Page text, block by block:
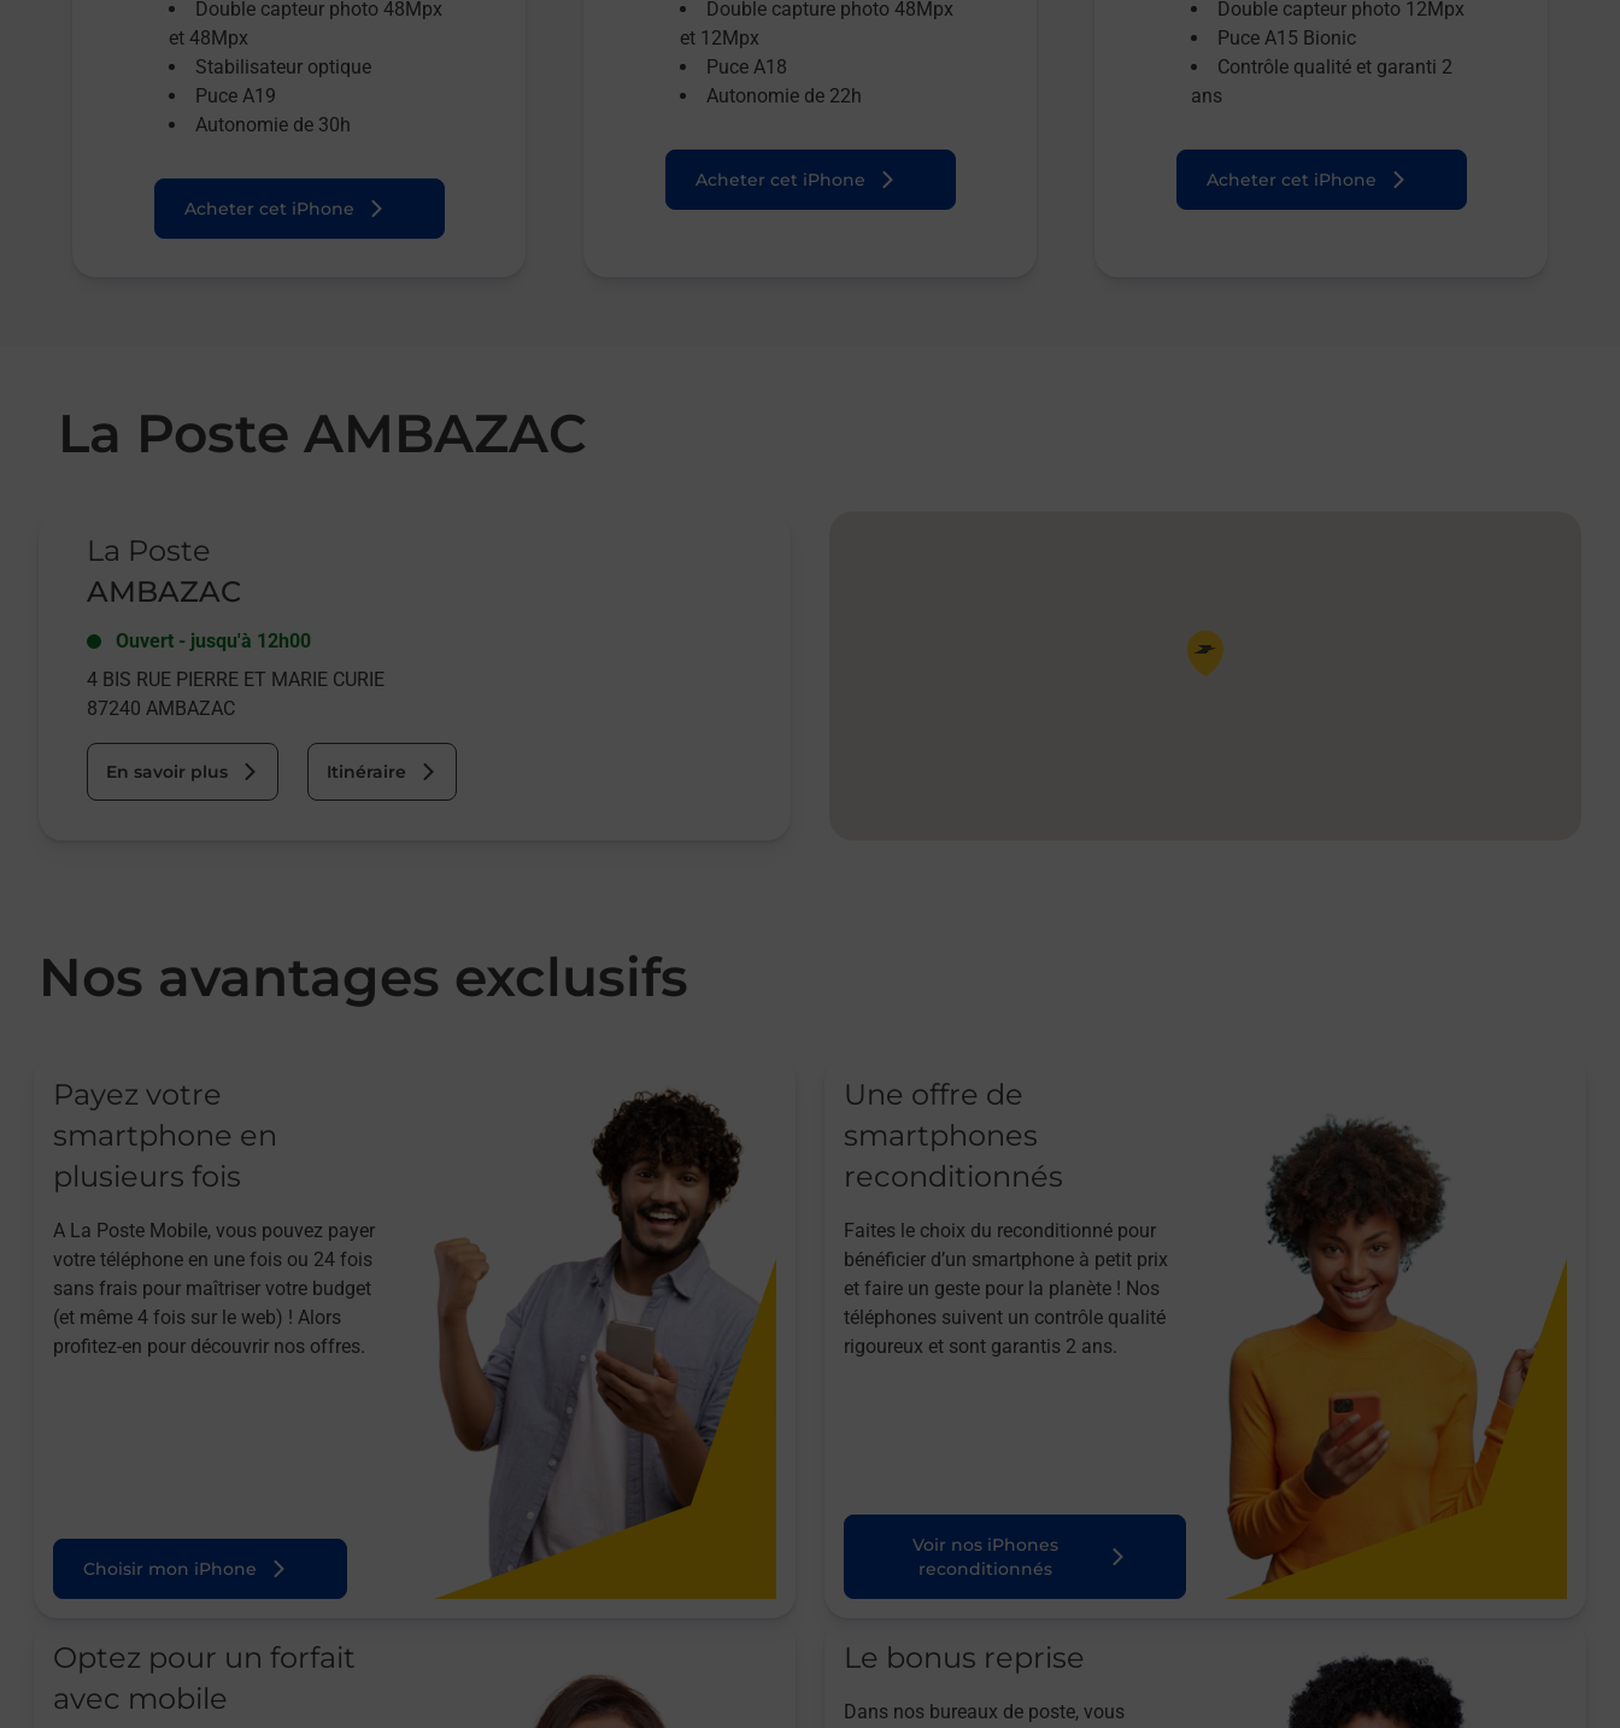
Double capteur photo 48Mpx
et 48Mpx
Stabilisateur optique
Puce A19
Autonomie de 30h
Acheter cet iPhone
Double capture photo 48Mpx
et 12Mpx
Puce A18
Autonomie de 22h
Acheter cet iPhone
Double capteur photo 12Mpx
Puce A15 Bionic
Contrôle qualité et garanti 2
ans
Acheter cet iPhone
La Poste AMBAZAC
La Poste
AMBAZAC
Ouvert - jusqu'à 12h00
4 BIS RUE PIERRE ET MARIE CURIE
87240 AMBAZAC
En savoir plus Itinéraire
Pin de la carte
Nos avantages exclusifs
Payez votre
smartphone en
plusieurs fois
A La Poste Mobile, vous pouvez payer
votre téléphone en une fois ou 24 fois
sans frais pour maîtriser votre budget
(et même 4 fois sur le web) ! Alors
profitez-en pour découvrir nos offres.
Choisir mon iPhone
Une offre de
smartphones
reconditionnés
Faites le choix du reconditionné pour
bénéficier d’un smartphone à petit prix
et faire un geste pour la planète ! Nos
téléphones suivent un contrôle qualité
rigoureux et sont garantis 2 ans.
Voir nos iPhones
reconditionnés
Optez pour un forfait
avec mobile
Le bonus reprise
Dans nos bureaux de poste, vous